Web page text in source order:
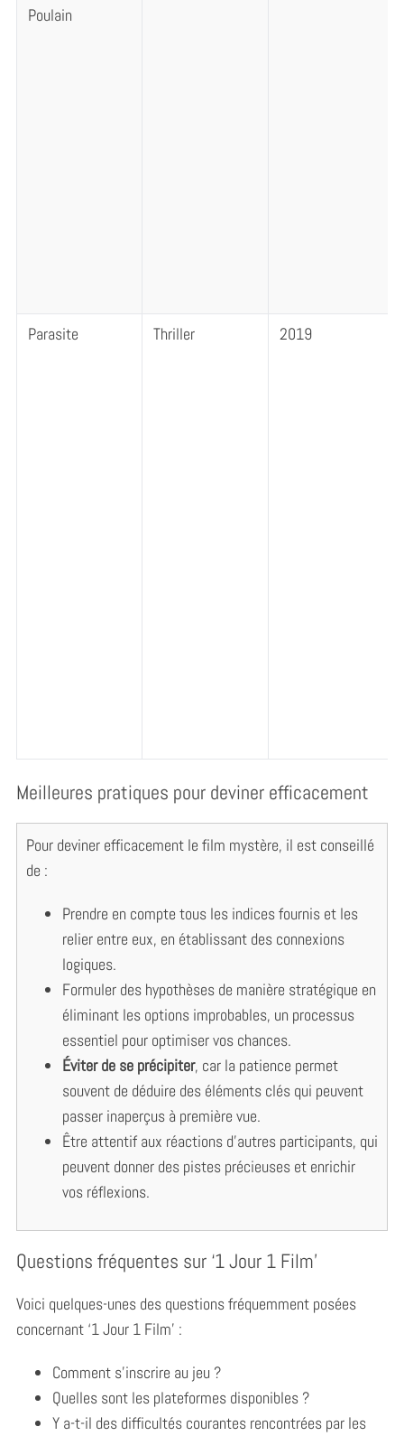
Poulain
Parasite Thriller 2019
Meilleures pratiques pour deviner efficacement
Pour deviner efficacement le film mystère, il est conseillé
de :
Prendre en compte tous les indices fournis et les
relier entre eux, en établissant des connexions
logiques.
Formuler des hypothèses de manière stratégique en
éliminant les options improbables, un processus
essentiel pour optimiser vos chances.
Éviter de se précipiter, car la patience permet
souvent de déduire des éléments clés qui peuvent
passer inaperçus à première vue.
Être attentif aux réactions d’autres participants, qui
peuvent donner des pistes précieuses et enrichir
vos réflexions.
Questions fréquentes sur ‘1 Jour 1 Film’
Voici quelques-unes des questions fréquemment posées
concernant ‘1 Jour 1 Film’ :
Comment s’inscrire au jeu ?
Quelles sont les plateformes disponibles ?
Y a-t-il des difficultés courantes rencontrées par les
a
r
c
o
r
: